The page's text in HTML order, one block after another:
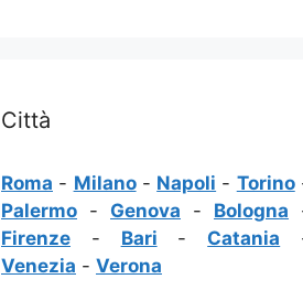
Città
Roma - Milano- Napoli - Torino
Palermo - Genova - Bologna
Firenze - Bari - Catania
Venezia - Verona